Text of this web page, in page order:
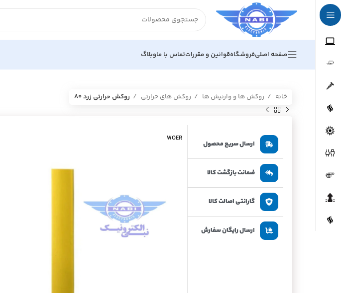
صفحه اصلیفروشگاهقوانین و مقرراتتماس با ماوبلاگ
خانه روکش ها و وارنیش ها روکش های حرارتی روکش حرارتی زرد ۸۰
WOER
ارسال سریع محصول
ضمانت بازگشت کالا
گارانتی اصالت کالا
ارسال رایگان سفارش